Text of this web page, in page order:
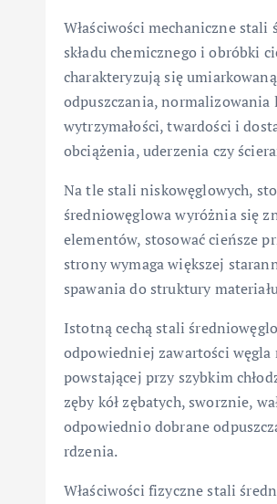
Właściwości mechaniczne
składu chemicznego i obróbki
charakteryzują się
odpuszczania, normalizowania
wytrzymałości, twardości i
obciążenia, uderzenia czy
Na tle stali niskowęglowych,
średniowęglowa wyróżnia się
elementów, stosować cieńsze
strony wymaga większej
spawania do struktury
Istotną cechą stali
odpowiedniej zawartości
powstającej przy szybkim
zęby kół zębatych, sworznie,
odpowiednio dobrane
rdzenia.
Właściwości fizyczne stali